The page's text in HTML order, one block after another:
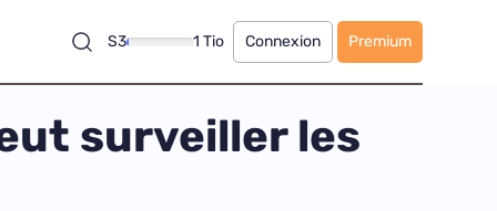
S3 1 Tio Connexion Premium
surveiller les